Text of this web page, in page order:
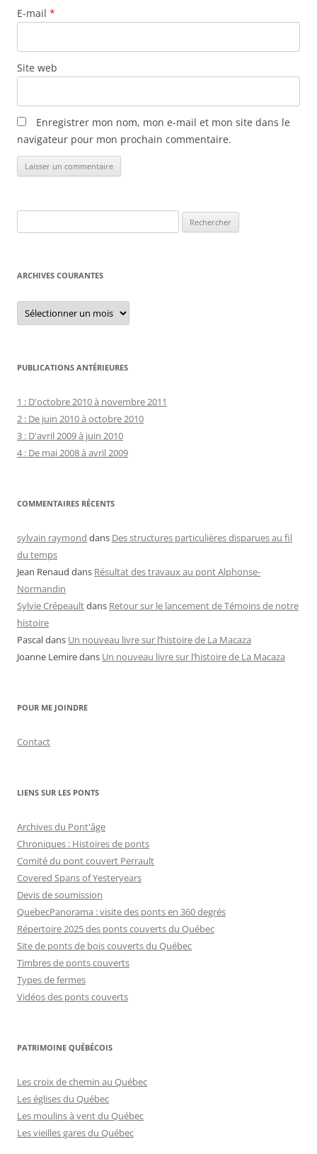
c
l
e
s
E-mail *
Site web
Enregistrer mon nom, mon e-mail et mon site dans le
navigateur pour mon prochain commentaire.
ARCHIVES COURANTES
Archives
courantes
PUBLICATIONS ANTÉRIEURES
1 : D'octobre 2010 à novembre 2011
2 : De juin 2010 à octobre 2010
3 : D'avril 2009 à juin 2010
4 : De mai 2008 à avril 2009
COMMENTAIRES RÉCENTS
sylvain raymond dans Des structures particulières disparues au fil
du temps
Jean Renaud dans Résultat des travaux au pont Alphonse-
Normandin
Sylvie Crépeaultdans Retour sur le lancement de Témoins de notre
histoire
Pascaldans Un nouveau livre sur l’histoire de La Macaza
Joanne Lemiredans Un nouveau livre sur l’histoire de La Macaza
POUR ME JOINDRE
Contact
LIENS SUR LES PONTS
Archives du Pont'âge
Chroniques : Histoires de ponts
Comité du pont couvert Perrault
Covered Spans of Yesteryears
Devis de soumission
QuebecPanorama : visite des ponts en 360 degrés
Répertoire 2025 des ponts couverts du Québec
Site de ponts de bois couverts du Québec
Timbres de ponts couverts
Types de fermes
Vidéos des ponts couverts
PATRIMOINE QUÉBÉCOIS
Les croix de chemin au Québec
Les églises du Québec
Les moulins à vent du Québec
Les vieilles gares du Québec